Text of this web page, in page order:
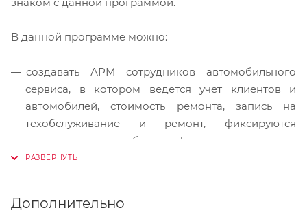
знаком с данной программой.
В данной программе можно:
создавать АРМ сотрудников автомобильного
сервиса, в котором ведется учет клиентов и
автомобилей, стоимость ремонта, запись на
техобслуживание и ремонт, фиксируются
въехавшие автомобили, оформляются заказы-
наряды и т.д.;
запчастей, расходных материалов и устройств;
Дополнительно